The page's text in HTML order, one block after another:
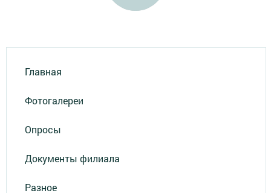
Главная
Фотогалереи
Опросы
Документы филиала
Разное